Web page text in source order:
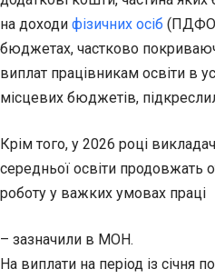
на доходи фізичних осіб (ПДФО)
бюджетах, частково
виплат працівникам освіти в
місцевих бюджетів,
Крім того, у 2026 році
середньої освіти продовжать
роботу у важких умовах праці
– зазначили в МОН.
На виплати на період із січня